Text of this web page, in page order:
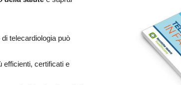
telecardiologia può
efficienti, certificati e